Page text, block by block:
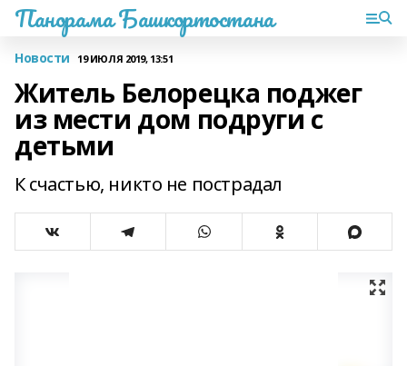
Панорама Башкортостана
Новости 19 ИЮЛЯ 2019, 13:51
Житель Белорецка поджег
из мести дом подруги с
детьми
К счастью, никто не пострадал